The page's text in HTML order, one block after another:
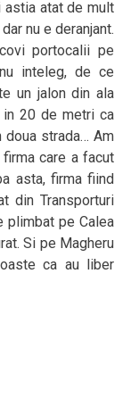
atat de mult
nu e deranjant.
portocalii pe
inteleg, de ce
un jalon din ala
20 de metri ca
doua strada… Am
care a facut
asta, firma fiind
din Transporturi
plimbat pe Calea
Si pe Magheru
ca au liber